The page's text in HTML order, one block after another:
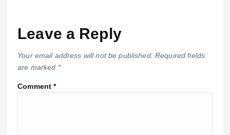
Leave a Reply
Your email address will not be published. Required fields
are marked *
Comment*